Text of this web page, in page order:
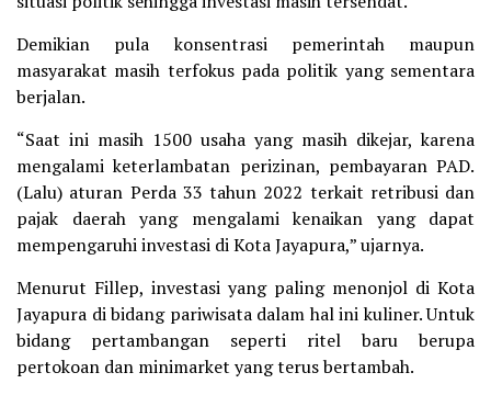
Demikian pula konsentrasi pemerintah maupun
masyarakat masih terfokus pada politik yang sementara
berjalan.
“Saat ini masih 1500 usaha yang masih dikejar, karena
mengalami keterlambatan perizinan, pembayaran PAD.
(Lalu) aturan Perda 33 tahun 2022 terkait retribusi dan
pajak daerah yang mengalami kenaikan yang dapat
mempengaruhi investasi di Kota Jayapura,” ujarnya.
Menurut Fillep, investasi yang paling menonjol di Kota
Jayapura di bidang pariwisata dalam hal ini kuliner. Untuk
bidang pertambangan seperti ritel baru berupa
pertokoan dan minimarket yang terus bertambah.